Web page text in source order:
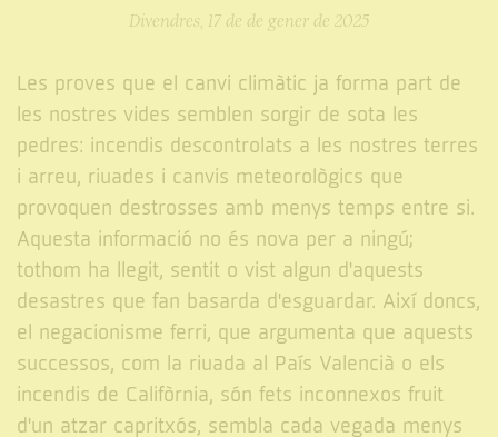
Divendres, 17 de de gener de 2025
Les proves que el canvi climàtic ja forma part de
les nostres vides semblen sorgir de sota les
pedres: incendis descontrolats a les nostres terres
i arreu, riuades i canvis meteorològics que
provoquen destrosses amb menys temps entre si.
Aquesta informació no és nova per a ningú;
tothom ha llegit, sentit o vist algun d'aquests
desastres que fan basarda d'esguardar. Així doncs,
el negacionisme ferri, que argumenta que aquests
successos, com la riuada al País Valencià o els
incendis de Califòrnia, són fets inconnexos fruit
d'un atzar capritxós, sembla cada vegada menys